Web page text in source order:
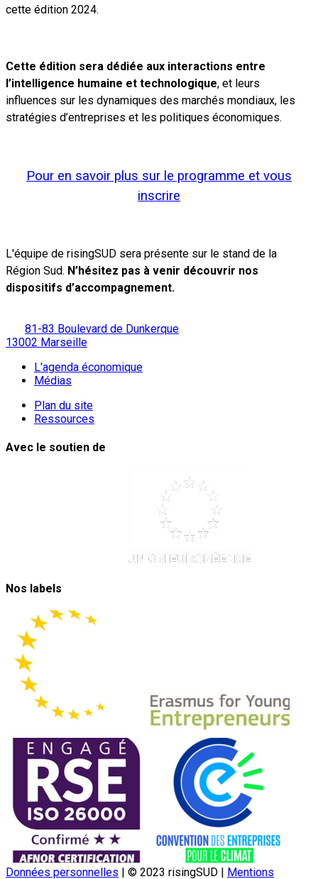
cette édition 2024.
Cette édition sera dédiée aux interactions entre
l’intelligence humaine et technologique, et leurs
influences sur les dynamiques des marchés mondiaux, les
stratégies d’entreprises et les politiques économiques.
Pour en savoir plus sur le programme et vous
inscrire
L'équipe de risingSUD sera présente sur le stand de la
Région Sud. N’hésitez pas à venir découvrir nos
dispositifs d’accompagnement.
81-83 Boulevard de Dunkerque
13002 Marseille
L'agenda économique
Médias
Plan du site
Ressources
Avec le soutien de
Nos labels
Données personnelles | © 2023 risingSUD | Mentions